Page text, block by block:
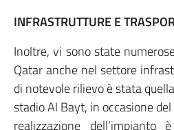
INFRASTRUTTURE E
Inoltre, vi sono state
Qatar anche nel settore
di notevole rilievo è stata
stadio Al Bayt, in occasione
realizzazione dell’impianto